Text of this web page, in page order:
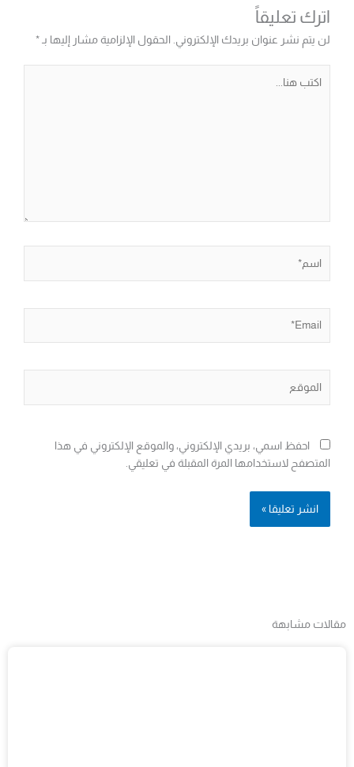
اترك تعليقاً
لن يتم نشر عنوان بريدك الإلكتروني. الحقول الإلزامية مشار إليها بـ *
هنا...
احفظ اسمي، بريدي الإلكتروني، والموقع الإلكتروني في هذا
المتصفح لاستخدامها المرة المقبلة في تعليقي.
مقالات مشابهة